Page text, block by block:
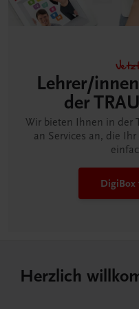
Lehrer/
der
Wir bieten Ihnen in der
an Services an, die
DigiBox
Herzlich